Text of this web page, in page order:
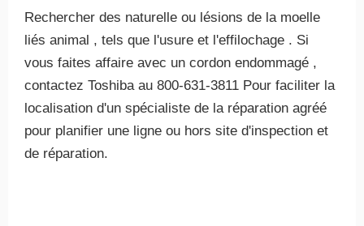
Rechercher des naturelle ou lésions de la moelle
liés animal , tels que l'usure et l'effilochage . Si
vous faites affaire avec un cordon endommagé ,
contactez Toshiba au 800-631-3811 Pour faciliter la
localisation d'un spécialiste de la réparation agréé
pour planifier une ligne ou hors site d'inspection et
de réparation.